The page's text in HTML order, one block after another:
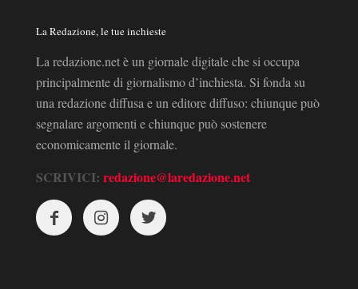
La Redazione, le tue inchieste
La redazione.net è un giornale digitale che si occupa
principalmente di giornalismo d’inchiesta. Si fonda su
una redazione diffusa e un editore diffuso: chiunque può
segnalare argomenti e chiunque può sostenere
economicamente il giornale.
SCRIVICI: redazione@laredazione.net